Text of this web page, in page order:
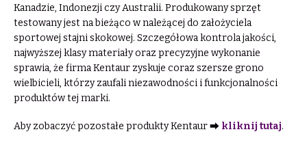
Kanadzie, Indonezji czy Australii. Produkowany sprzęt
testowany jest na bieżąco w należącej do założyciela
sportowej stajni skokowej. Szczegółowa kontrola jakości,
najwyższej klasy materiały oraz precyzyjne wykonanie
sprawia, że firma Kentaur zyskuje coraz szersze grono
wielbicieli, którzy zaufali niezawodności i funkcjonalności
produktów tej marki.
Aby zobaczyć pozostałe produkty Kentaur ⮕ kliknij tutaj.